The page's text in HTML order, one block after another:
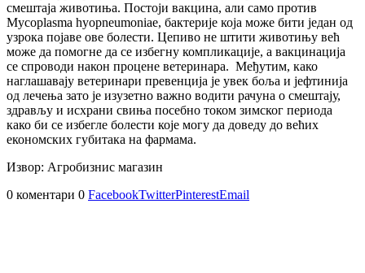
смештаја животиња. Постоји вакцина, али само против
Mycoplasma hyopneumoniae, бактерије која може бити један од
узрока појаве ове болести. Цепиво не штити животињу већ
може да помогне да се избегну компликације, а вакцинација
се спроводи након процене ветеринара. Међутим, како
наглашавају ветеринари превенција је увек боља и јефтинија
од лечења зато је изузетно важно водити рачуна о смештају,
здрављу и исхрани свиња посебно током зимског периода
како би се избегле болести које могу да доведу до већих
економских губитака на фармама.
Извор: Агробизнис магазин
0 коментари 0 FacebookTwitterPinterestEmail